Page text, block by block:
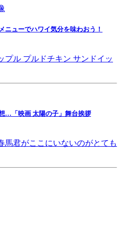
ニューでハワイ気分を味わおう！
プル プルドチキン サンドイッ
…「映画 太陽の子」舞台挨拶
馬君がここにいないのがとても